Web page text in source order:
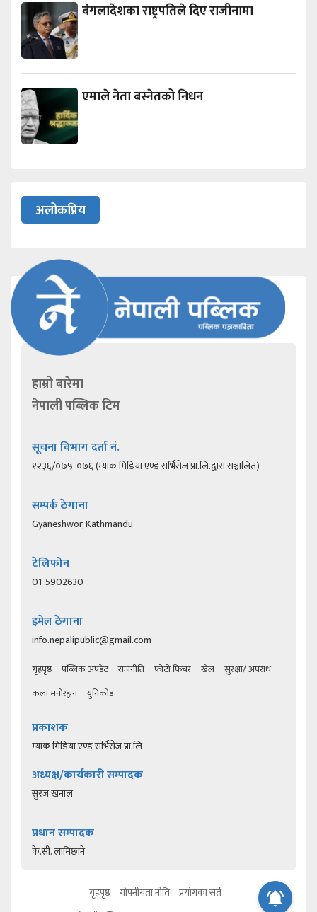
बंगलादेशका राष्ट्रपतिले दिए राजीनामा
एमाले नेता बस्नेतको निधन
अलोकप्रिय
हाम्रो बारेमा
नेपाली पब्लिक टिम
सूचना विभाग दर्ता नं.
१२३६/०७५-०७६ (म्याक मिडिया एण्ड सर्भिसेज प्रा.लि.द्वारा सञ्चालित)
सम्पर्क ठेगाना
Gyaneshwor, Kathmandu
टेलिफोन
01-5902630
इमेल ठेगाना
info.nepalipublic@gmail.com
गृहपृष्ठ पब्लिक अपडेट राजनीति फोटो फिचर खेल
सुरक्षा/ अपराध
कला मनोरञ्जन
युनिकोड
प्रकाशक
म्याक मिडिया एण्ड सर्भिसेज प्रा.लि
अध्यक्ष/कार्यकारी सम्पादक
सुरज खनाल
प्रधान सम्पादक
के.सी. लामिछाने
गृहपृष्ठ गोपनीयता नीति प्रयोगका सर्त